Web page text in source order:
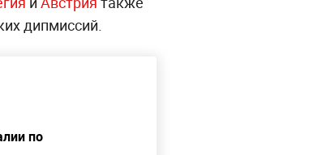
дипмиссий.
по